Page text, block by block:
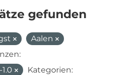
gefunden
Aalen
Kategorien: